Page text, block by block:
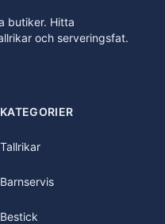
butiker. Hitta
och serveringsfat.
KATEGORIER
Tallrikar
Barnservis
Bestick